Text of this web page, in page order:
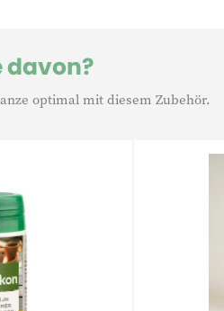
davon?
optimal mit diesem Zubehör.